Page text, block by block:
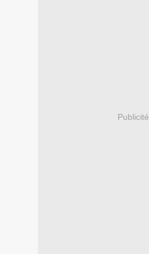
Publicité